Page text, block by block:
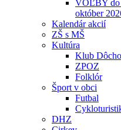
VOĽBY do
október
Kalendár akcií
ZŠ s MŠ
Kultúra
Klub
ZPOZ
Folklór
Šport v obci
Futbal
DHZ